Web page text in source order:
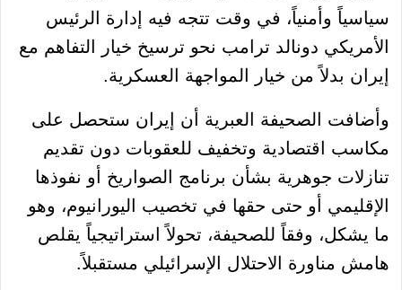
سياسياً وأمنياً، في وقت تتجه فيه إدارة الرئيس
الأمريكي دونالد ترامب نحو ترسيخ خيار التفاهم مع
إيران بدلاً من خيار المواجهة العسكرية.
وأضافت الصحيفة العبرية أن إيران ستحصل على
مكاسب اقتصادية وتخفيف للعقوبات دون تقديم
تنازلات جوهرية بشأن برنامج الصواريخ أو نفوذها
الإقليمي أو حتى حقها في تخصيب اليورانيوم، وهو
ما يشكل، وفقاً للصحيفة، تحولاً استراتيجياً يقلص
هامش مناورة الاحتلال الإسرائيلي مستقبلاً.